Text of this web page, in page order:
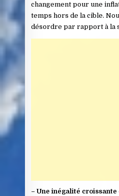
changement pour une
temps hors de la cible.
désordre par rapport à la
– Une inégalité